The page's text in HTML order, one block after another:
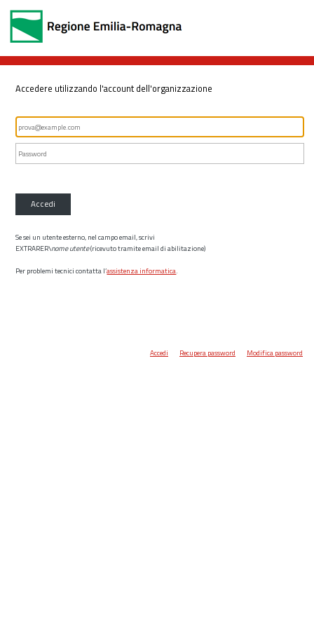
Accedere utilizzando l'account dell'organizzazione
Accedi
Se sei un utente esterno, nel campo email, scrivi
EXTRARER\nome utente(ricevuto tramite email di abilitazione)
Per problemi tecnici contatta l’assistenza informatica.
Accedi Recupera password Modifica password